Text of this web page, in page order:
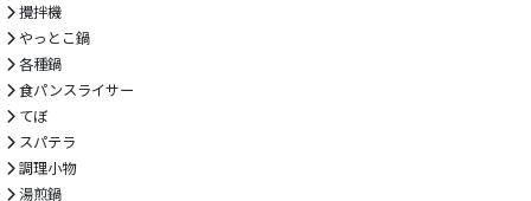
攪拌機
やっとこ鍋
各種鍋
食パンスライサー
てぼ
スパテラ
調理小物
湯煎鍋